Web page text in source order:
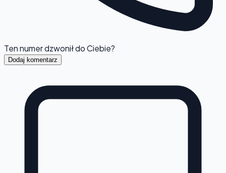
Ten numer dzwonił do Ciebie?
Dodaj komentarz